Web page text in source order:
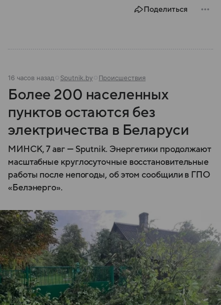
Поделиться
16 часов назад Sputnik.by Происшествия
Более 200 населенных
пунктов остаются без
электричества в Беларуси
МИНСК, 7 авг — Sputnik. Энергетики продолжают
масштабные круглосуточные восстановительные
работы после непогоды, об этом сообщили в ГПО
«Белэнерго».